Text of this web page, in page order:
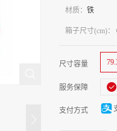
材质： 铁
箱子尺寸(cm)：
尺寸容量
服务保障
支付方式